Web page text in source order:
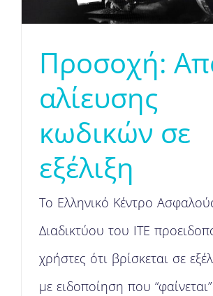
Προσοχή:
αλίευσης
κωδικών σε
εξέλιξη
Το Ελληνικό Κέντρο
Διαδικτύου του ΙΤΕ
χρήστες ότι βρίσκεται σε
με ειδοποίηση που